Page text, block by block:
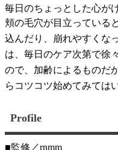
毎日のちょっとした心が
頬の毛穴が目立っている
込んだり、崩れやすくな
は、毎日のケア次第で徐
ので、加齢によるものだ
らコツコツ始めてみては
Profile
■監修／rnmm